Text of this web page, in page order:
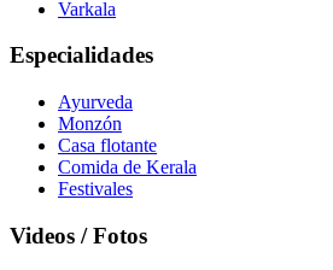
Varkala
Especialidades
Ayurveda
Monzón
Casa flotante
Comida de Kerala
Festivales
Videos / Fotos